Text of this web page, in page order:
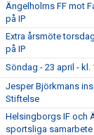
Ängelholms FF mot
på IP
Extra årsmöte
på IP
Söndag - 23 april - kl.
Jesper Björkmans
Stiftelse
Helsingborgs IF och
sportsliga samarbete